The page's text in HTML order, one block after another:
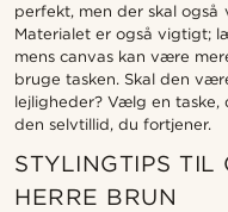
perfekt, men der skal
Materialet er også vigtigt;
mens canvas kan være
bruge tasken. Skal den
lejligheder? Vælg en
den selvtillid, du fortjener.
STYLINGTIPS TIL
HERRE BRUN